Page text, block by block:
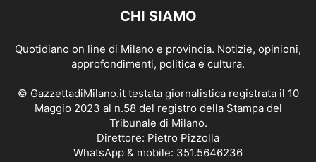
CHI SIAMO
Quotidiano on line di Milano e provincia. Notizie, opinioni,
approfondimenti, politica e cultura.
© GazzettadiMilano.it testata giornalistica registrata il 10
Maggio 2023 al n.58 del registro della Stampa del
Tribunale di Milano.
Direttore: Pietro Pizzolla
WhatsApp & mobile: 351.5646236